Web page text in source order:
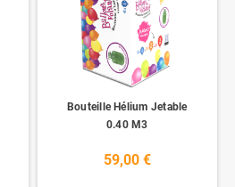
Bouteille Hélium Jetable
0.40 M3
59,00 €